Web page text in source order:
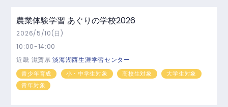
農業体験学習 あぐりの学校2026
2026/5/10(日)
10:00-14:00
近畿 滋賀県淡海湖西生涯学習センター
青少年育成 小・中学生対象 高校生対象
大学生対象
青年対象